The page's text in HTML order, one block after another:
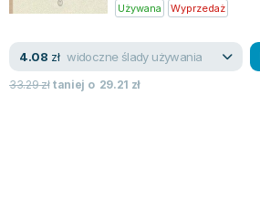
Używana
Wyprzedaż
4.08 zł widoczne ślady używania
33.29złtaniej o 29.21 zł